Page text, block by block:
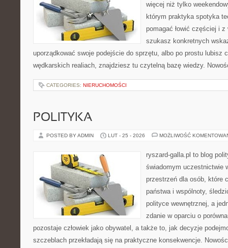
więcej niż tylko
którym praktyka spotyka
pomagać łowić częściej i
szukasz konkretnych
uporządkować swoje podejście do sprzętu, albo po prostu lubisz
wędkarskich realiach, znajdziesz tu czytelną bazę wiedzy.
CATEGORIES: NIERUCHOMOŚCI
POLITYKA
POSTED BY ADMIN LUT - 25 - 2026 MOŻLIWOŚĆ
ryszard-galla.pl to blog
świadomym uczestnictwie
przestrzeń dla osób, które
państwa i wspólnoty,
polityce wewnętrznej, a
zdanie w oparciu o
pozostaje człowiek jako obywatel, a także to, jak decyzje
szczeblach przekładają się na praktyczne konsekwencje.